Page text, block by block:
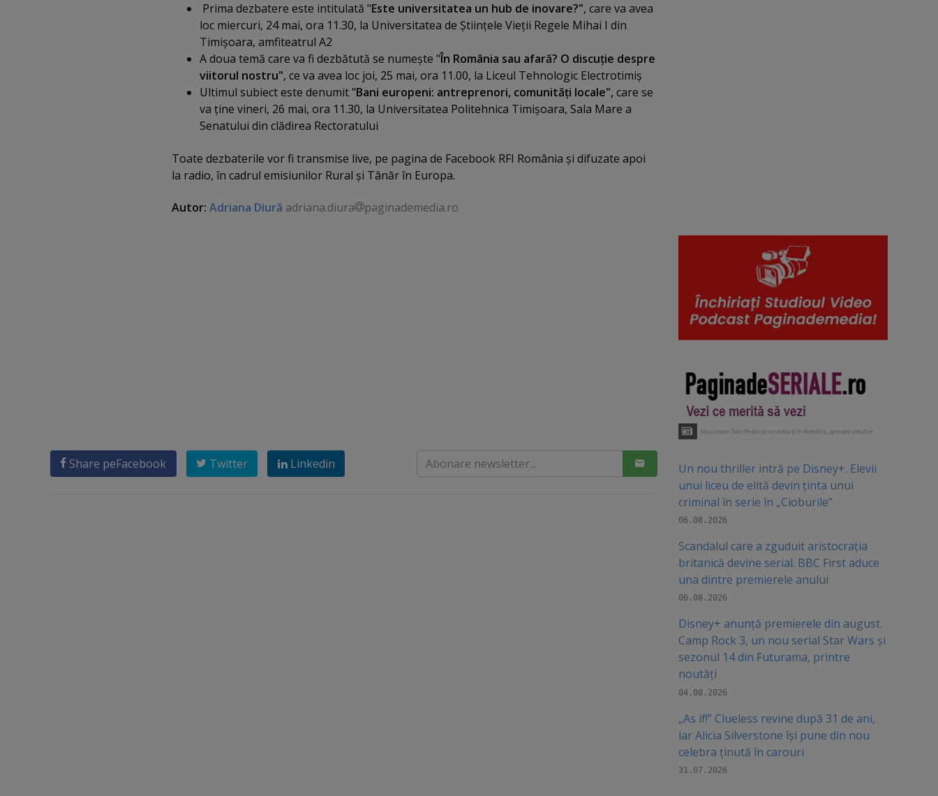
Prima dezbatere este intitulată "Este universitatea un hub de inovare?", care va avea
loc miercuri, 24 mai, ora 11.30, la Universitatea de Ştiinţele Vieţii Regele Mihai I din
Timişoara, amfiteatrul A2
A doua temă care va fi dezbătută se numeşte "În România sau afară? O discuţie despre
viitorul nostru", ce va avea loc joi, 25 mai, ora 11.00, la Liceul Tehnologic Electrotimiş
Ultimul subiect este denumit "Bani europeni: antreprenori, comunităţi locale", care se
va ţine vineri, 26 mai, ora 11.30, la Universitatea Politehnica Timişoara, Sala Mare a
Senatului din clădirea Rectoratului
Toate dezbaterile vor fi transmise live, pe pagina de Facebook RFI România şi difuzate apoi
la radio, în cadrul emisiunilor Rural şi Tânăr în Europa.
Autor: Adriana Diură adriana.diura paginademedia.ro
Share peFacebook Twitter Linkedin
Un nou thriller intră pe Disney+. Elevii
unui liceu de elită devin ținta unui
criminal în serie în „Cioburile”
06.08.2026
Scandalul care a zguduit aristocrația
britanică devine serial. BBC First aduce
una dintre premierele anului
06.08.2026
Disney+ anunță premierele din august.
Camp Rock 3, un nou serial Star Wars și
sezonul 14 din Futurama, printre
noutăți
04.08.2026
„As if!” Clueless revine după 31 de ani,
iar Alicia Silverstone își pune din nou
celebra ținută în carouri
31.07.2026